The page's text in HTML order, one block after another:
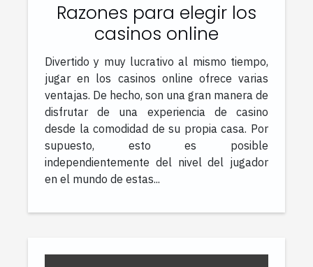
Razones para elegir los
casinos online
Divertido y muy lucrativo al mismo tiempo,
jugar en los casinos online ofrece varias
ventajas. De hecho, son una gran manera de
disfrutar de una experiencia de casino
desde la comodidad de su propia casa. Por
supuesto, esto es posible
independientemente del nivel del jugador
en el mundo de estas...